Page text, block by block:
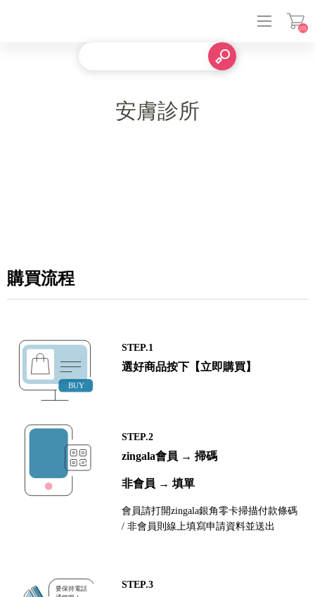
(0)
安膚診所
購買流程
STEP.1
選好商品按下【立即購買】
STEP.2
zingala會員 → 掃碼
非會員 → 填單
會員請打開zingala銀角零卡掃描付款條碼
/ 非會員則線上填寫申請資料並送出
STEP.3